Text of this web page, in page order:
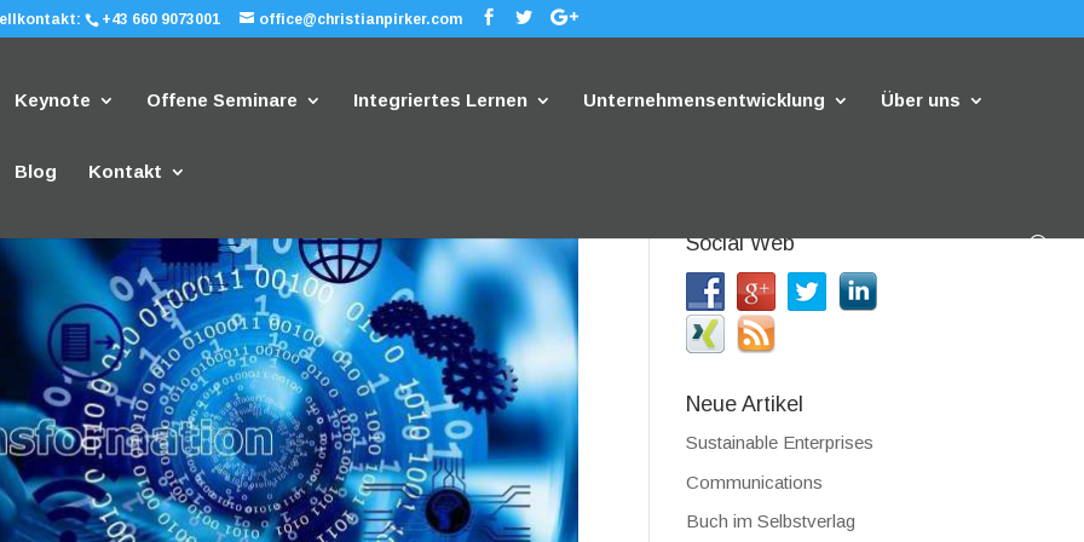
+43 660 9073001 office@christianpirker.com
Keynote Offene Seminare Integriertes Lernen Unternehmensentwicklung Über uns
Blog Kontakt
Social Web
Neue Artikel
Sustainable Enterprises
Communications
Buch im Selbstverlag